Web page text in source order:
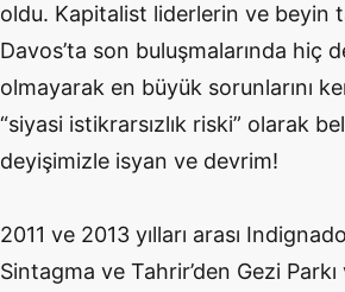
oldu. Kapitalist liderlerin ve beyin
Davos’ta son buluşmalarında hiç
olmayarak en büyük sorunlarını
“siyasi istikrarsızlık riski” olarak
deyişimizle isyan ve devrim!
2011 ve 2013 yılları arası
Sintagma ve Tahrir’den Gezi